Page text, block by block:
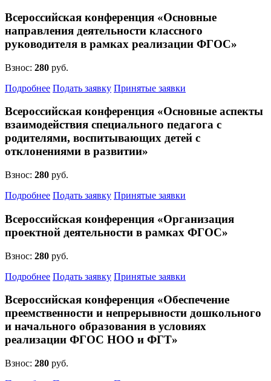
Всероссийская конференция «Основные
направления деятельности классного
руководителя в рамках реализации ФГОС»
Взнос: 280 руб.
Подробнее Подать заявку Принятые заявки
Всероссийская конференция «Основные аспекты
взаимодействия специального педагога с
родителями, воспитывающих детей с
отклонениями в развитии»
Взнос: 280 руб.
Подробнее Подать заявку Принятые заявки
Всероссийская конференция «Организация
проектной деятельности в рамках ФГОС»
Взнос: 280 руб.
Подробнее Подать заявку Принятые заявки
Всероссийская конференция «Обеспечение
преемственности и непрерывности дошкольного
и начального образования в условиях
реализации ФГОС НОО и ФГТ»
Взнос: 280 руб.